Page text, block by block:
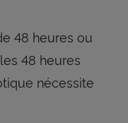
48 heures ou
48 heures
nécessite